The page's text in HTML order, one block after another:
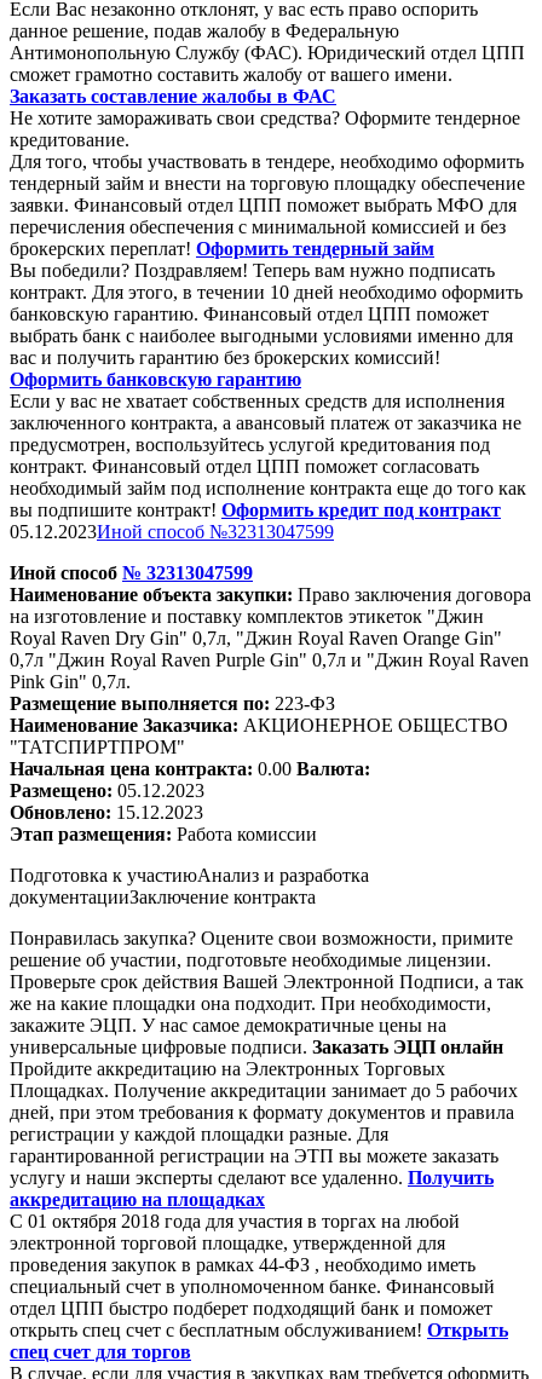
Если Вас незаконно отклонят, у вас есть право оспорить
данное решение, подав жалобу в Федеральную
Антимонопольную Службу (ФАС). Юридический отдел ЦПП
сможет грамотно составить жалобу от вашего имени.
Заказать составление жалобы в ФАС
Не хотите замораживать свои средства? Оформите тендерное
кредитование.
Для того, чтобы участвовать в тендере, необходимо оформить
тендерный займ и внести на торговую площадку обеспечение
заявки. Финансовый отдел ЦПП поможет выбрать МФО для
перечисления обеспечения с минимальной комиссией и без
брокерских переплат! Оформить тендерный займ
Вы победили? Поздравляем! Теперь вам нужно подписать
контракт. Для этого, в течении 10 дней необходимо оформить
банковскую гарантию. Финансовый отдел ЦПП поможет
выбрать банк с наиболее выгодными условиями именно для
вас и получить гарантию без брокерских комиссий!
Оформить банковскую гарантию
Если у вас не хватает собственных средств для исполнения
заключенного контракта, а авансовый платеж от заказчика не
предусмотрен, воспользуйтесь услугой кредитования под
контракт. Финансовый отдел ЦПП поможет согласовать
необходимый займ под исполнение контракта еще до того как
вы подпишите контракт! Оформить кредит под контракт
05.12.2023Иной способ №32313047599
Иной способ № 32313047599
Наименование объекта закупки: Право заключения договора
на изготовление и поставку комплектов этикеток "Джин
Royal Raven Dry Gin" 0,7л, "Джин Royal Raven Orange Gin"
0,7л "Джин Royal Raven Purple Gin" 0,7л и "Джин Royal Raven
Pink Gin" 0,7л.
Размещение выполняется по: 223-ФЗ
Наименование Заказчика: АКЦИОНЕРНОЕ ОБЩЕСТВО
"ТАТСПИРТПРОМ"
Начальная цена контракта: 0.00 Валюта:
Размещено: 05.12.2023
Обновлено: 15.12.2023
Этап размещения: Работа комиссии
Подготовка к участиюАнализ и разработка
документацииЗаключение контракта
Понравилась закупка? Оцените свои возможности, примите
решение об участии, подготовьте необходимые лицензии.
Проверьте срок действия Вашей Электронной Подписи, а так
же на какие площадки она подходит. При необходимости,
закажите ЭЦП. У нас самое демократичные цены на
универсальные цифровые подписи. Заказать ЭЦП онлайн
Пройдите аккредитацию на Электронных Торговых
Площадках. Получение аккредитации занимает до 5 рабочих
дней, при этом требования к формату документов и правила
регистрации у каждой площадки разные. Для
гарантированной регистрации на ЭТП вы можете заказать
услугу и наши эксперты сделают все удаленно. Получить
аккредитацию на площадках
С 01 октября 2018 года для участия в торгах на любой
электронной торговой площадке, утвержденной для
проведения закупок в рамках 44-ФЗ , необходимо иметь
специальный счет в уполномоченном банке. Финансовый
отдел ЦПП быстро подберет подходящий банк и поможет
открыть спец счет с бесплатным обслуживанием! Открыть
спец счет для торгов
В случае, если для участия в закупках вам требуется оформить